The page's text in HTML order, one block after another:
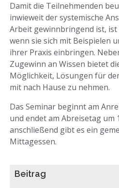
Damit die Teilnehmenden
inwieweit der systemische
Arbeit gewinnbringend ist,
wenn sie sich mit Beispielen
ihrer Praxis einbringen.
Zugewinn an Wissen bietet
Möglichkeit, Lösungen für
mit nach Hause zu nehmen.
Das Seminar beginnt am
und endet am Abreisetag um
anschließend gibt es ein
Mittagessen.
Beitrag